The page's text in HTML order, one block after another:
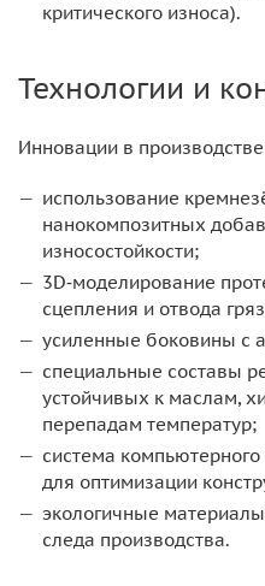
критического износа).
Технологии и
Инновации в
использование
нанокомпозитных
износостойкости;
3D‑моделирование
сцепления и отвода
усиленные боковины с
специальные составы
устойчивых к маслам,
перепадам температур;
система
для оптимизации
экологичные
следа производства.